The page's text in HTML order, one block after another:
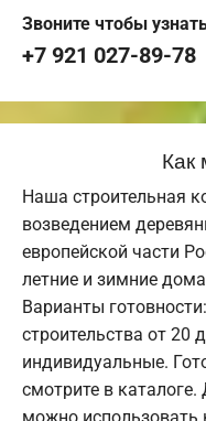
Звоните чтобы
+7 921 027-89-78
Как
Наша строительная
возведением
европейской части
летние и зимние
Варианты
строительства от 20
индивидуальные.
смотрите в